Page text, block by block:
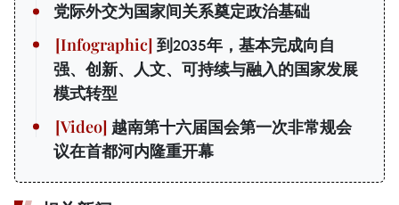
党际外交为国家间关系奠定政治基础
到2035年，基本完成向自
强、创新、人文、可持续与融入的国家发展
模式转型
越南第十六届国会第一次非常规会
议在首都河内隆重开幕